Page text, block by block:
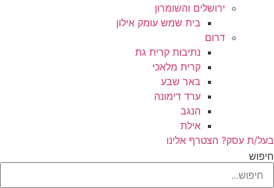
ירושלים והשומרון
בית שמש עומק אילון
דרום
נתיבות קרית גת
קרית מלאכי
באר שבע
ערד דימונה
הנגב
אילת
בעל/ת עסק? הצטרף אלינו
חיפוש